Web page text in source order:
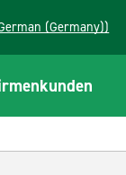
(German (Germany))